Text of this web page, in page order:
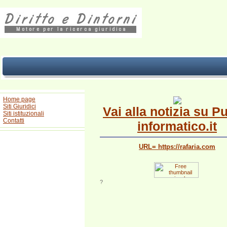
Home page
Siti Giuridici
Siti istituzionali
Contatti
Vai alla notizia su
informatico.it
URL= https://rafaria.com
?